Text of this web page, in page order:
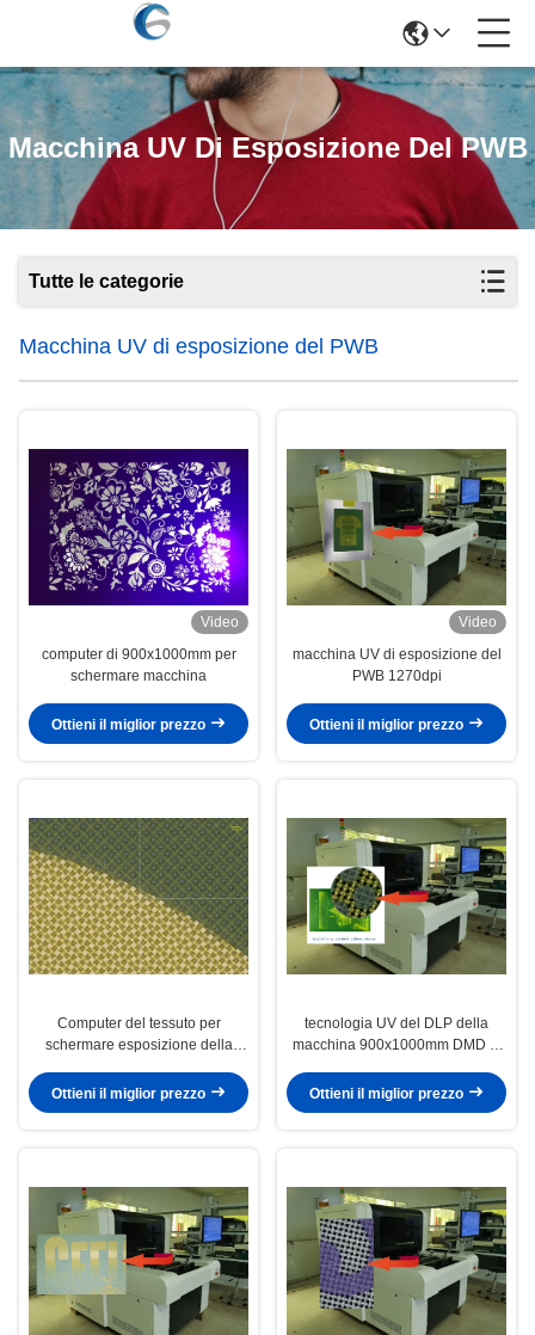
Macchina UV Di Esposizione Del PWB
Tutte le categorie
Macchina UV di esposizione del PWB
Video
computer di 900x1000mm per
schermare macchina
Ottieni il miglior prezzo
Video
macchina UV di esposizione del
PWB 1270dpi
Ottieni il miglior prezzo
Computer del tessuto per
schermare esposizione della
Ottieni il miglior prezzo
tecnologia UV del DLP della
macchina 900x1000mm DMD di
Ottieni il miglior prezzo